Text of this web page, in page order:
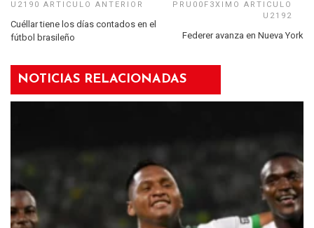
Cuéllar tiene los días contados en el
fútbol brasileño
Federer avanza en Nueva York
NOTICIAS RELACIONADAS